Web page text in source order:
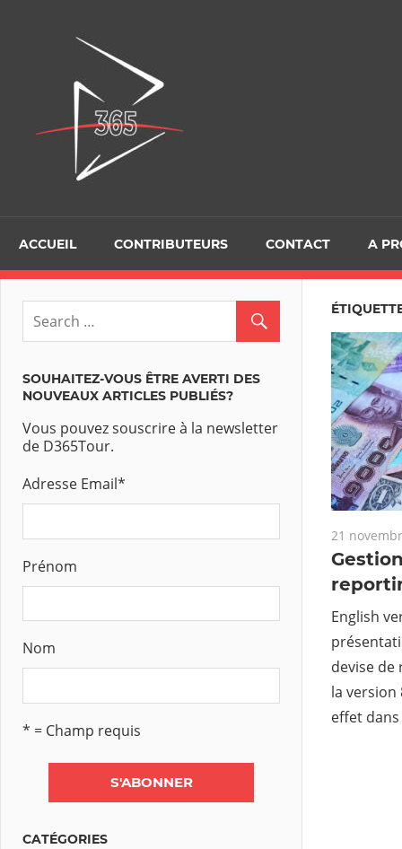
ACCUEIL CONTRIBUTEURS CONTACT A
21
English
devise
la version
effet dans
SOUHAITEZ-VOUS ÊTRE AVERTI DES
NOUVEAUX ARTICLES PUBLIÉS?
Vous pouvez souscrire à la newsletter
de D365Tour.
Adresse Email*
Prénom
Nom
* = Champ requis
CATÉGORIES